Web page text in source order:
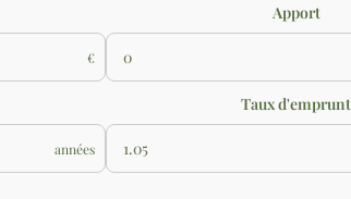
€
Apport
années
Taux d'emprunt